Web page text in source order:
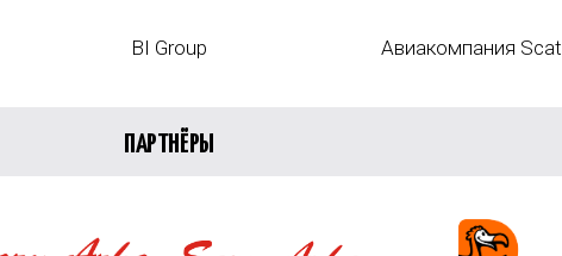
BI Group Авиакомпания Scat
ПАРТНЁРЫ